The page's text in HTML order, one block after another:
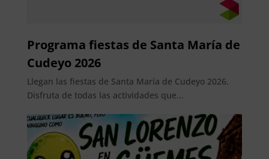
Programa fiestas de Santa María de
Cudeyo 2026
Llegan las fiestas de Santa María de Cudeyo 2026.
Disfruta de todas las actividades que...